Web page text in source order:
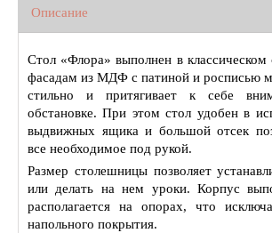
Описание
Стол «Флора» выполнен в классическом
фасадам из МДФ с патиной и росписью
стильно и притягивает к себе
обстановке. При этом стол удобен в
выдвижных ящика и большой отсек
все необходимое под рукой.
Размер столешницы позволяет
или делать на нем уроки. Корпус
располагается на опорах, что
напольного покрытия.